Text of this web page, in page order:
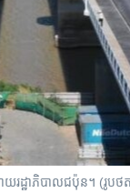
ោយ​រដ្ឋាភិបាលជប៉ុន។ (